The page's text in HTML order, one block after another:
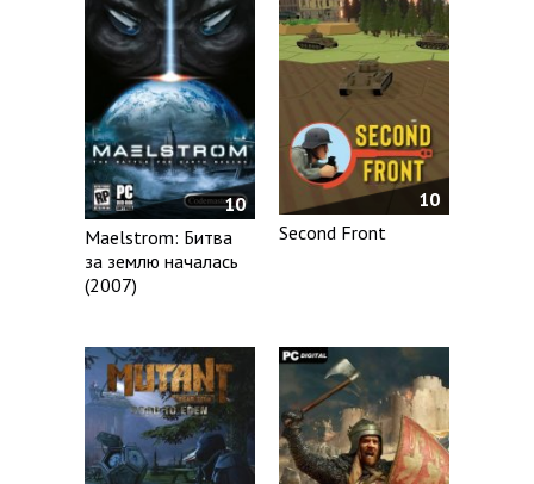
10
Maelstrom: Битва
за землю началась
(2007)
10
Second Front